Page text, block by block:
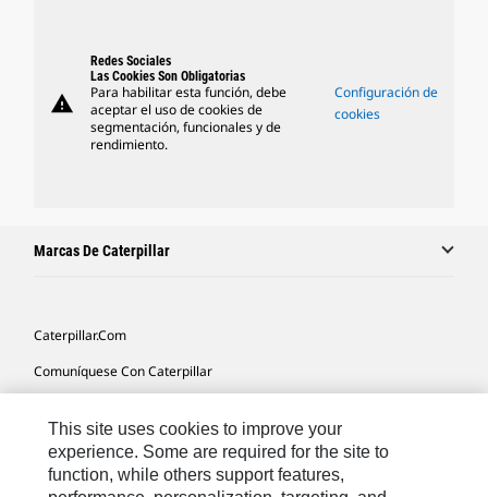
warning
Redes Sociales
Las Cookies Son Obligatorias
Para habilitar esta función, debe
aceptar el uso de cookies de
segmentación, funcionales y de
rendimiento.
Configuración de
cookies
Marcas De Caterpillar
Caterpillar.com
Comuníquese Con Caterpillar
Mapa Del Sitio
Cookie Settings
This site uses cookies to improve your
experience. Some are required for the site to
function, while others support features,